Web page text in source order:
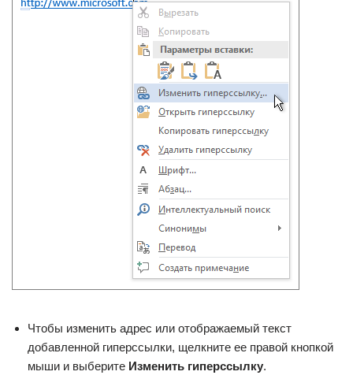
Чтобы изменить адрес или отображаемый текст
добавленной гиперссылки, щелкните ее правой кнопкой
мыши и выберите Изменить гиперссылку.